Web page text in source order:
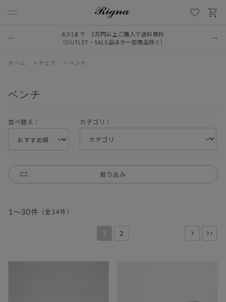
8/31まで 2万円以上ご購入で送料無料
（OUTLET・SALE品ほか一部商品除く）
ホーム > チェア > ベンチ
ベンチ
並べ替え： カテゴリ：
絞り込み
1 ～30件 （全34件）
1 2